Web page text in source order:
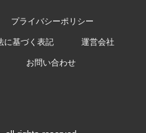
プライバシーポリシー
に基づく表記 運営会社
お問い合わせ